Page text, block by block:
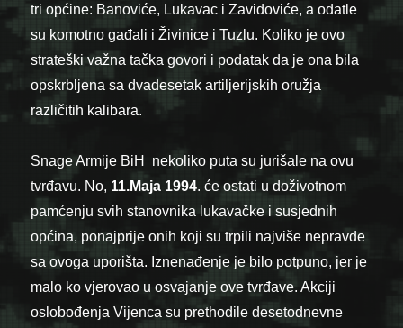
tri općine: Banoviće, Lukavac i Zavidoviće, a odatle
su komotno gađali i Živinice i Tuzlu. Koliko je ovo
strateški važna tačka govori i podatak da je ona bila
opskrbljena sa dvadesetak artiljerijskih oružja
različitih kalibara.
Snage Armije BiH nekoliko puta su jurišale na ovu
tvrđavu. No, 11.Maja 1994. će ostati u doživotnom
pamćenju svih stanovnika lukavačke i susjednih
općina, ponajprije onih koji su trpili najviše nepravde
sa ovoga uporišta. Iznenađenje je bilo potpuno, jer je
malo ko vjerovao u osvajanje ove tvrđave. Akciji
oslobođenja Vijenca su prethodile desetodnevne